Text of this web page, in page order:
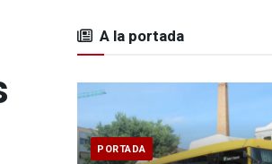
A la portada
PORTADA